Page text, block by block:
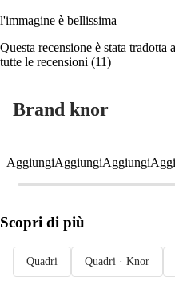
l'immagine è bellissima
Questa recensione è stata tradotta
tutte le recensioni (11)
Brand knor
AggiungiAggiungiAggiungi
Scopri di più
Quadri Quadri · Knor